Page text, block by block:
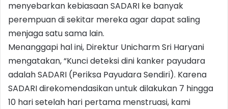
menyebarkan kebiasaan SADARI ke banyak
perempuan di sekitar mereka agar dapat saling
menjaga satu sama lain.
Menanggapi hal ini, Direktur Unicharm Sri Haryani
mengatakan, “Kunci deteksi dini kanker payudara
adalah SADARI (Periksa Payudara Sendiri). Karena
SADARI direkomendasikan untuk dilakukan 7 hingga
10 hari setelah hari pertama menstruasi, kami